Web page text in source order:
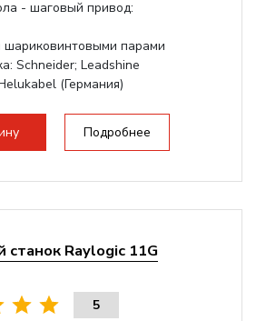
- шаговый привод:
шариковинтовыми парами
Schneider; Leadshine
(Германия)
Подробнее
станок Raylogic 11G
5